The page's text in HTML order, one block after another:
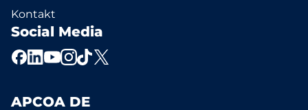
Kontakt
Social Media
APCOA DE